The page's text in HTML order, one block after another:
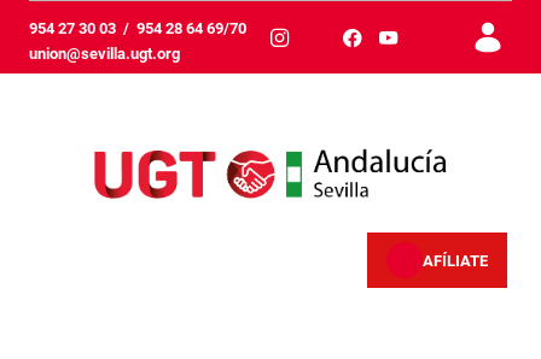
メインコンテンツにスキップ
954 27 30 03 / 954 28 64 69/70
union@sevilla.ugt.org
AFÍLIATE